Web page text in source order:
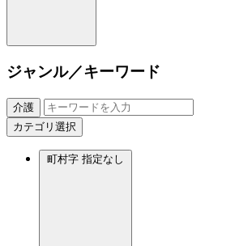
ジャンル／キーワード
介護
カテゴリ選択
町村字 指定なし